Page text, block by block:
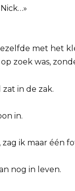
met het
zoek was,
in de zak.
in.
ik maar één
nog in leven.